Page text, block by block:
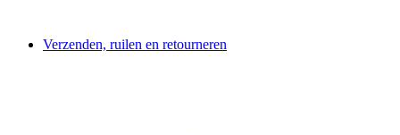
Verzenden, ruilen en retourneren